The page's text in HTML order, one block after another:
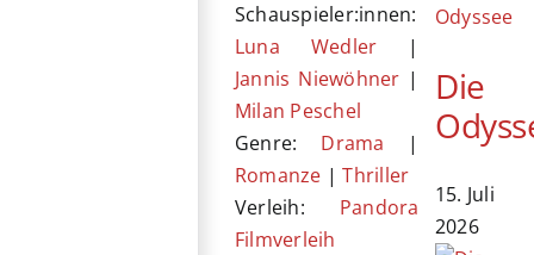
Schauspieler:innen:
Luna Wedler |
Jannis Niewöhner |
Milan Peschel
Genre: Drama |
Romanze |Thriller
Verleih: Pandora
Filmverleih
Die
15. Juli
2026